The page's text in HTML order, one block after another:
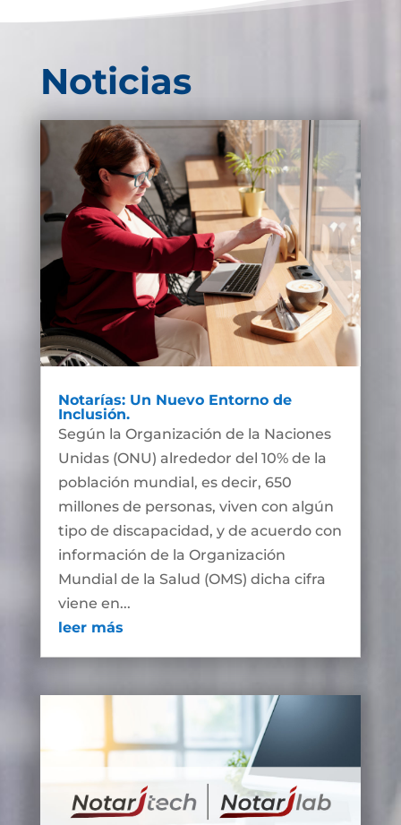
Noticias
Notarías: Un Nuevo Entorno de
Inclusión.
Según la Organización de la Naciones
Unidas (ONU) alrededor del 10% de la
población mundial, es decir, 650
millones de personas, viven con algún
tipo de discapacidad, y de acuerdo con
información de la Organización
Mundial de la Salud (OMS) dicha cifra
viene en...
leer más